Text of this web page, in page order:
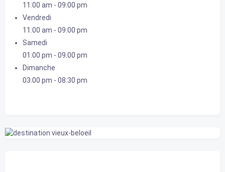
11:00 am - 09:00 pm
Vendredi
11:00 am - 09:00 pm
Samedi
01:00 pm - 09:00 pm
Dimanche
03:00 pm - 08:30 pm